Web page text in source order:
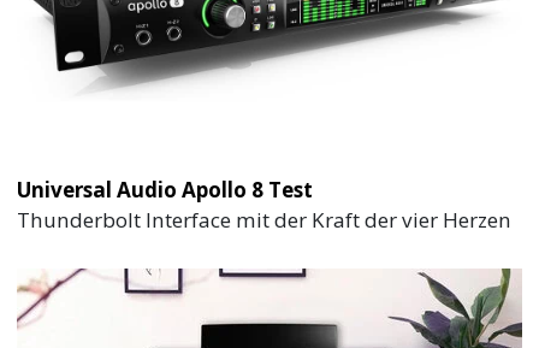
Universal Audio Apollo 8 Test
Thunderbolt Interface mit der Kraft der vier Herzen